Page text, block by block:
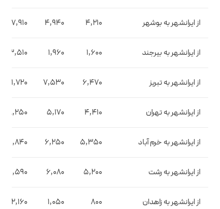
از ایرانشهر به بوشهر 4,210
4,940
7,910
از ایرانشهر به بیرجند 1,600
1,960
3,510
از ایرانشهر به تبریز 6,470
7,530
11,720
از ایرانشهر به تهران 4,410
5,170
8,250
از ایرانشهر به خرم آباد 5,350
6,250
9,840
از ایرانشهر به رشت 5,200
6,080
9,590
از ایرانشهر به زاهدان 800
1,050
2,160